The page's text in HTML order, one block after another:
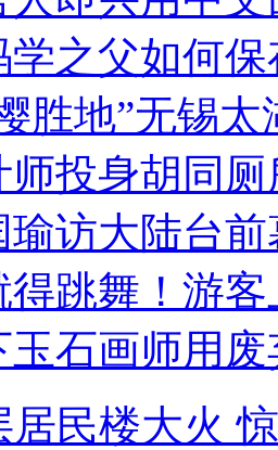
学之父如何
胜地”无锡
师投身胡同
访大陆台
跳舞！游客
玉石画师用
居民楼大火